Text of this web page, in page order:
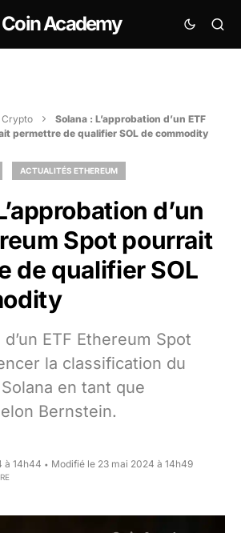
Coin Academy
Solana : L’approbation d’un ETF
permettre de qualifier SOL de commodity
ACTUALITÉS ETHEREUM
d’un
Spot pourrait
de qualifier SOL
d’un ETF Ethereum Spot
la classification du
en tant que
Bernstein.
à 14h44 • Modifié le 23 mai 2024 à 14h49